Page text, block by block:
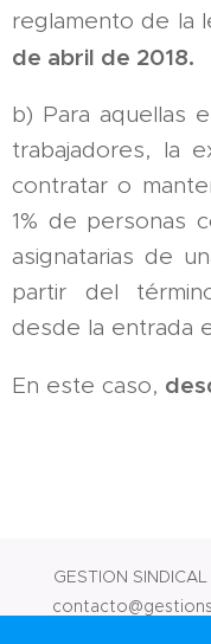
reglamento de la
de abril de 2018.
b) Para aquellas
trabajadores, la
contratar o
1% de personas
asignatarias de
partir del
desde la entrada
En este caso,
GESTION